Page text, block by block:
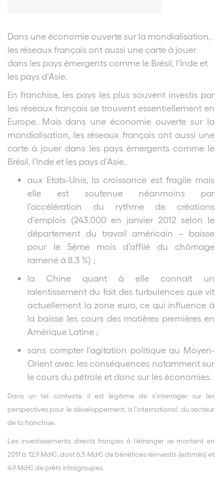
Dans une économie ouverte sur la mondialisation,
les réseaux français ont aussi une carte à jouer
dans les pays émergents comme le Brésil, l’Inde et
les pays d’Asie.
En franchise, les pays les plus souvent investis par
les réseaux français se trouvent essentiellement en
Europe. Mais dans une économie ouverte sur la
mondialisation, les réseaux français ont aussi une
carte à jouer dans les pays émergents comme le
Brésil, l’Inde et les pays d’Asie.
aux Etats-Unis, la croissance est fragile mais
elle est soutenue néanmoins par
l’accélération du rythme de créations
d’emplois (243.000 en janvier 2012 selon le
département du travail américain – baisse
pour le 5ème mois d’affilé du chômage
ramené à 8,3 %) ;
la Chine quant à elle connait un
ralentissement du fait des turbulences que vit
actuellement la zone euro, ce qui influence à
la baisse les cours des matières premières en
Amérique Latine ;
sans compter l’agitation politique au Moyen-
Orient avec les conséquences notamment sur
le cours du pétrole et donc sur les économies.
Dans un tel contexte, il est légitime de s’interroger sur les
perspectives pour le développement, à l’international, du secteur
de la franchise.
Les investissements directs français à l’étranger se montent en
2011 à 12,9 Md€, dont 6,3 Md€ de bénéfices réinvestis (estimés) et
4,9 Md€ de prêts intragroupes.